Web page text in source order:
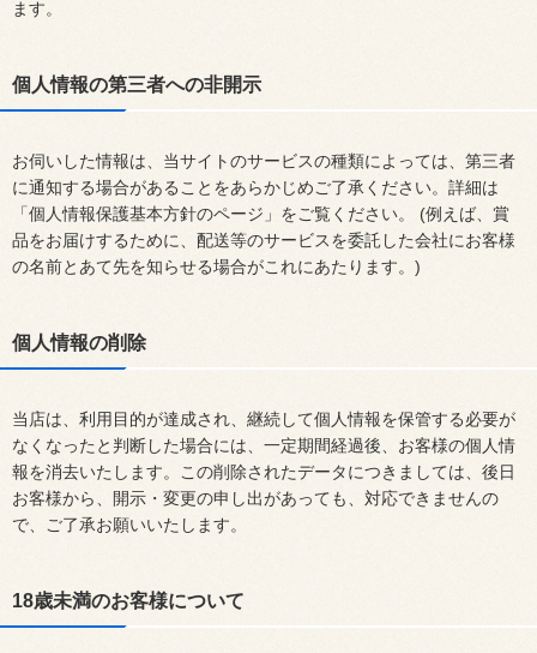
ます。
個人情報の第三者への非開示
お伺いした情報は、当サイトのサービスの種類によっては、第三者
に通知する場合があることをあらかじめご了承ください。詳細は
「個人情報保護基本方針のページ」をご覧ください。 (例えば、賞
品をお届けするために、配送等のサービスを委託した会社にお客様
の名前とあて先を知らせる場合がこれにあたります。)
個人情報の削除
当店は、利用目的が達成され、継続して個人情報を保管する必要が
なくなったと判断した場合には、一定期間経過後、お客様の個人情
報を消去いたします。この削除されたデータにつきましては、後日
お客様から、開示・変更の申し出があっても、対応できませんの
で、ご了承お願いいたします。
18歳未満のお客様について